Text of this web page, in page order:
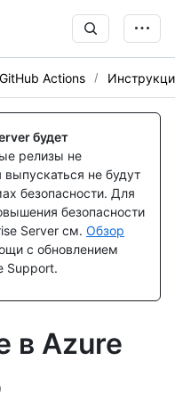
GitHub Actions
будет
релизы не
не будут
безопасности. Для
безопасности
Server см. Обзор
с обновлением
Support.
в Azure